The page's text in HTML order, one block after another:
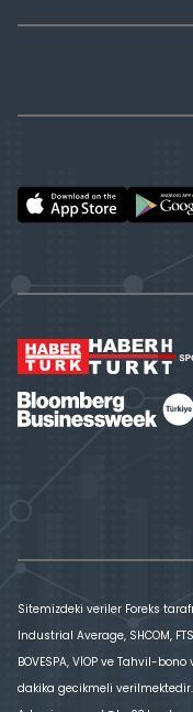
Sitemizdeki veriler Foreks
Industrial Average, SHCOM,
BOVESPA, VİOP ve Tahvil-bono
dakika gecikmeli verilmektedir.